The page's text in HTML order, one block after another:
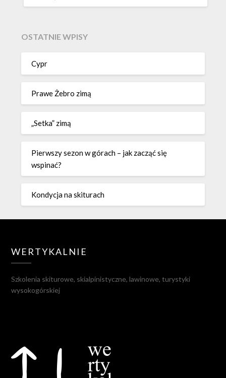
OSTATNIE WPISY
Cypr
Prawe Żebro zimą
„Setka” zimą
Pierwszy sezon w górach – jak zacząć się
wspinać?
Kondycja na skiturach
WERTYKALNIE
Szkolenia skiturowe, skialpinistyczne, lawinowe, turystyki
wysokogórskiej